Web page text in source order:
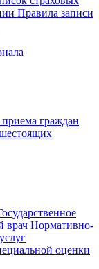
Правила записи
граждан
врач Нормативно-
оценки